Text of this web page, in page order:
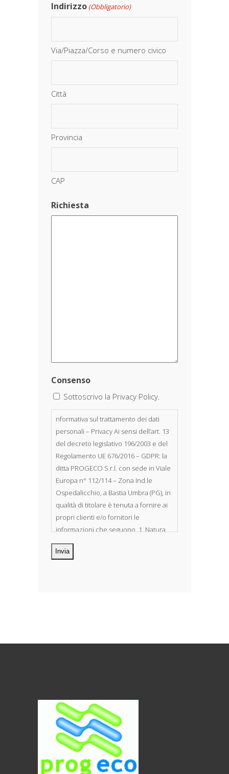
Indirizzo (Obbligatorio)
Via/Piazza/Corso e numero civico
Città
Provincia
CAP
Richiesta
Consenso
Sottoscrivo la Privacy Policy.
nformativa sul trattamento dei dati
personali – Privacy Ai sensi dell’art. 13
del decreto legislativo 196/2003 e del
Regolamento UE 676/2016 – GDPR: la
ditta PROGECO S.r.l. con sede in Viale
Europa n° 112/114 – Zona Ind.le
Ospedalicchio, a Bastia Umbra (PG), in
qualità di titolare è tenuta a fornire ai
propri clienti e/o fornitori le
informazioni che seguono. 1. Natura
dei dati personali Costituiscono
oggetto di trattamento i Suoi dati
convinzioni religiose, filosofiche o di
altro genere, le opinioni politiche,
l’adesione a partiti, sindacati,
associazioni od organizzazioni a
carattere religioso, filosofico, politico o
sindacale, nonché i dati personali